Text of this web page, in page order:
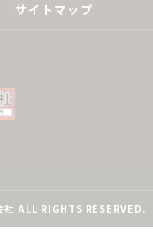
サイトマップ
ALL RIGHTS RESERVED.